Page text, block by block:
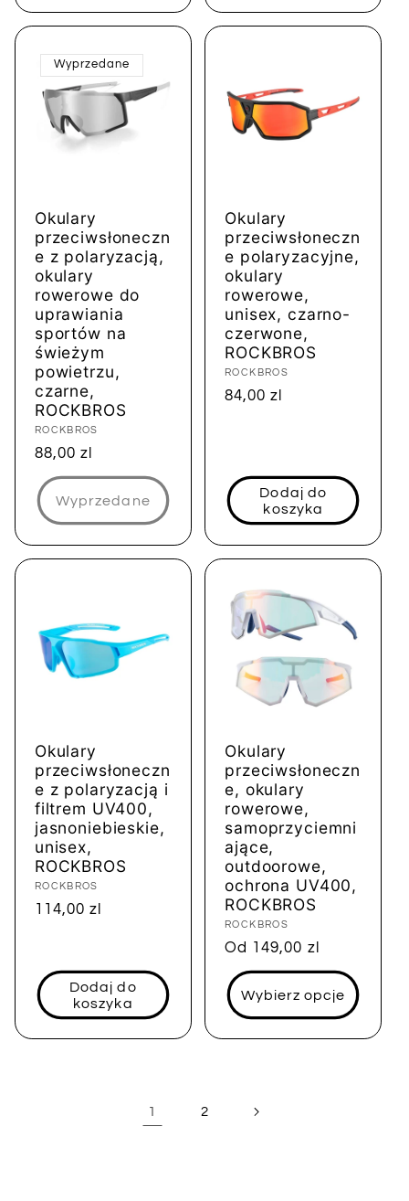
Wyprzedane
Okulary
przeciwsłoneczn
e z polaryzacją,
okulary
rowerowe do
uprawiania
sportów na
świeżym
powietrzu,
czarne,
ROCKBROS
Dostawca:
ROCKBROS
Cena
regularna
88,00 zl
Wyprzedane
Okulary
przeciwsłoneczn
e polaryzacyjne,
okulary
rowerowe,
unisex, czarno-
czerwone,
ROCKBROS
Dostawca:
ROCKBROS
Cena
84,00 zl
Dodaj do
koszyka
Okulary
przeciwsłoneczn
e z polaryzacją i
filtrem UV400,
jasnoniebieskie,
unisex,
ROCKBROS
Dostawca:
ROCKBROS
Cena
114,00 zl
Dodaj do
koszyka
Okulary
przeciwsłoneczn
e, okulary
rowerowe,
samoprzyciemni
ające,
outdoorowe,
ochrona UV400,
ROCKBROS
Dostawca:
ROCKBROS
Cena
regularna
Od 149,00 zl
Wybierz opcje
1 2